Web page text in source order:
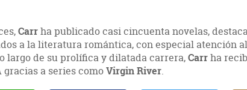
Carrha publicado casi cincuenta novelas,
a la literatura romántica, con especial atención
largo de su prolífica y dilatada carrera,Carrha
gracias a series comoVirgin River.